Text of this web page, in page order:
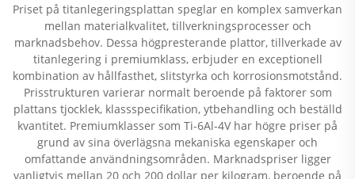
Priset på titanlegeringsplattan speglar en komplex samverkan
mellan materialkvalitet, tillverkningsprocesser och
marknadsbehov. Dessa högpresterande plattor, tillverkade av
titanlegering i premiumklass, erbjuder en exceptionell
kombination av hållfasthet, slitstyrka och korrosionsmotstånd.
Prisstrukturen varierar normalt beroende på faktorer som
plattans tjocklek, klassspecifikation, ytbehandling och beställd
kvantitet. Premiumklasser som Ti-6Al-4V har högre priser på
grund av sina överlägsna mekaniska egenskaper och
omfattande användningsområden. Marknadspriser ligger
vanligtvis mellan 20 och 200 dollar per kilogram, beroende på